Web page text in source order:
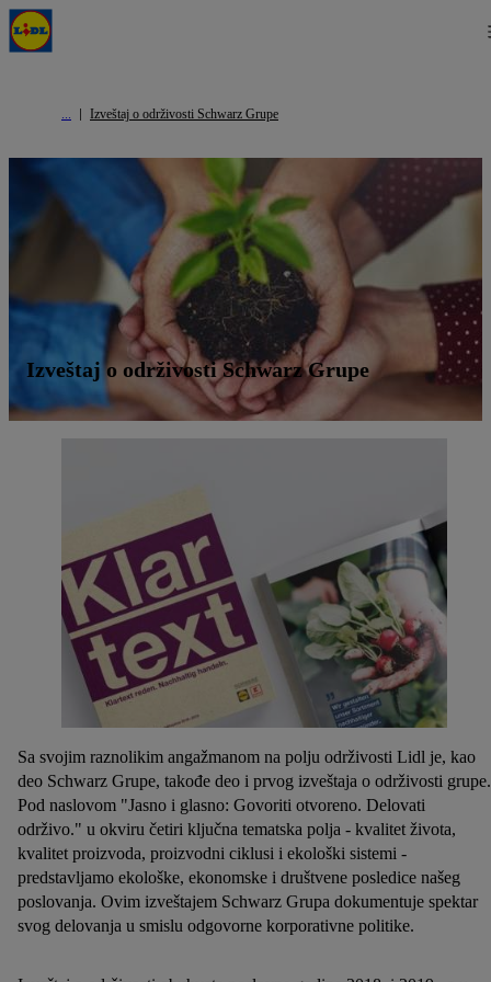
Izveštaj o održivosti Schwarz Grupe
Izveštaj o održivosti Schwarz Grupe
Sa svojim raznolikim angažmanom na polju održivosti Lidl je, kao
deo Schwarz Grupe, takođe deo i prvog izveštaja o održivosti grupe.
Pod naslovom "Jasno i glasno: Govoriti otvoreno. Delovati
održivo." u okviru četiri ključna tematska polja - kvalitet života,
kvalitet proizvoda, proizvodni ciklusi i ekološki sistemi -
predstavljamo ekološke, ekonomske i društvene posledice našeg
poslovanja. Ovim izveštajem Schwarz Grupa dokumentuje spektar
svog delovanja u smislu odgovorne korporativne politike.